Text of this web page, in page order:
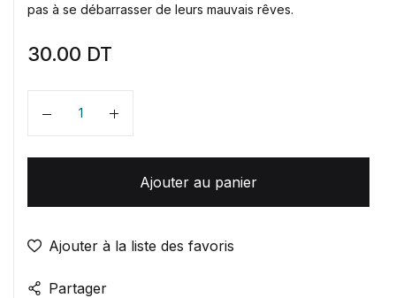
pas à se débarrasser de leurs mauvais rêves.
30.00 DT
Quantité
Ajouter au panier
Ajouter à la liste des favoris
Partager